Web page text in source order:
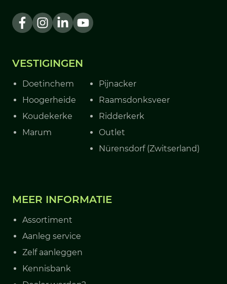
VESTIGINGEN
Doetinchem
Hoogerheide
Koudekerke
Marum
Pijnacker
Raamsdonksveer
Ridderkerk
Outlet
Nürensdorf (Zwitserland)
MEER INFORMATIE
Assortiment
Aanleg service
Zelf aanleggen
Kennisbank